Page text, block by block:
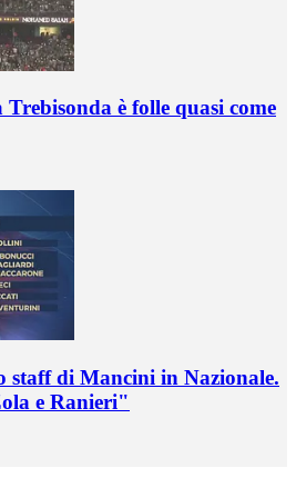
Trebisonda è folle quasi come
staff di Mancini in Nazionale.
e Ranieri"